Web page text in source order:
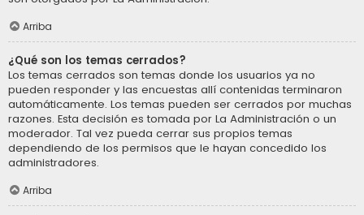
Arriba
¿Qué son los temas cerrados?
Los temas cerrados son temas donde los usuarios ya no
pueden responder y las encuestas allí contenidas terminaron
automáticamente. Los temas pueden ser cerrados por muchas
razones. Esta decisión es tomada por La Administración o un
moderador. Tal vez pueda cerrar sus propios temas
dependiendo de los permisos que le hayan concedido los
administradores.
Arriba